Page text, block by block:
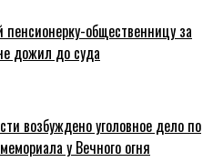
общественницу за
дожил до суда
возбуждено уголовное дело по
у Вечного огня